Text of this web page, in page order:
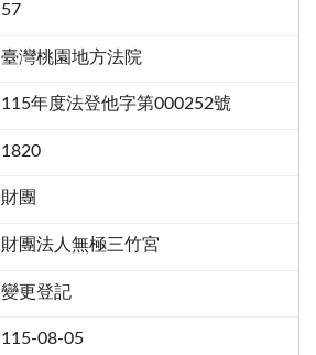
57
臺灣桃園地方法院
115年度法登他字第000252號
1820
財團
財團法人無極三竹宮
變更登記
115-08-05